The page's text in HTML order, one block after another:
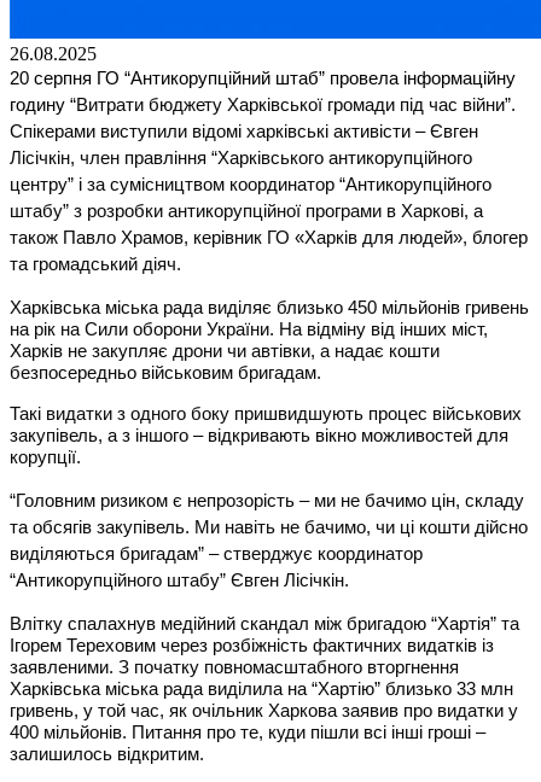
26.08.2025
20 серпня ГО “Антикорупційний штаб” провела інформаційну
годину “Витрати бюджету Харківської громади під час війни”.
Спікерами виступили відомі харківські активісти – Євген
Лісічкін, член правління “Харківського антикорупційного
центру” і за сумісництвом координатор “Антикорупційного
штабу” з розробки антикорупційної програми в Харкові, а
також Павло Храмов, керівник ГО «Харків для людей», блогер
та громадський діяч.
Харківська міська рада виділяє близько 450 мільйонів гривень
на рік на Сили оборони України. На відміну від інших міст,
Харків не закупляє дрони чи автівки, а надає кошти
безпосередньо військовим бригадам.
Такі видатки з одного боку пришвидшують процес військових
закупівель, а з іншого – відкривають вікно можливостей для
корупції.
“Головним ризиком є непрозорість – ми не бачимо цін, складу
та обсягів закупівель. Ми навіть не бачимо, чи ці кошти дійсно
виділяються бригадам” – стверджує координатор
“Антикорупційного штабу” Євген Лісічкін.
Влітку спалахнув медійний скандал між бригадою “Хартія” та
Ігорем Тереховим через розбіжність фактичних видатків із
заявленими. З початку повномасштабного вторгнення
Харківська міська рада виділила на “Хартію” близько 33 млн
гривень, у той час, як очільник Харкова заявив про видатки у
400 мільйонів. Питання про те, куди пішли всі інші гроші –
залишилось відкритим.